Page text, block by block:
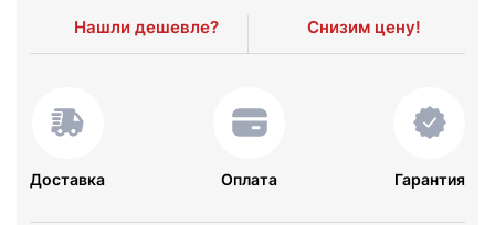
Нашли дешевле? Снизим цену!
Доставка Оплата Гарантия